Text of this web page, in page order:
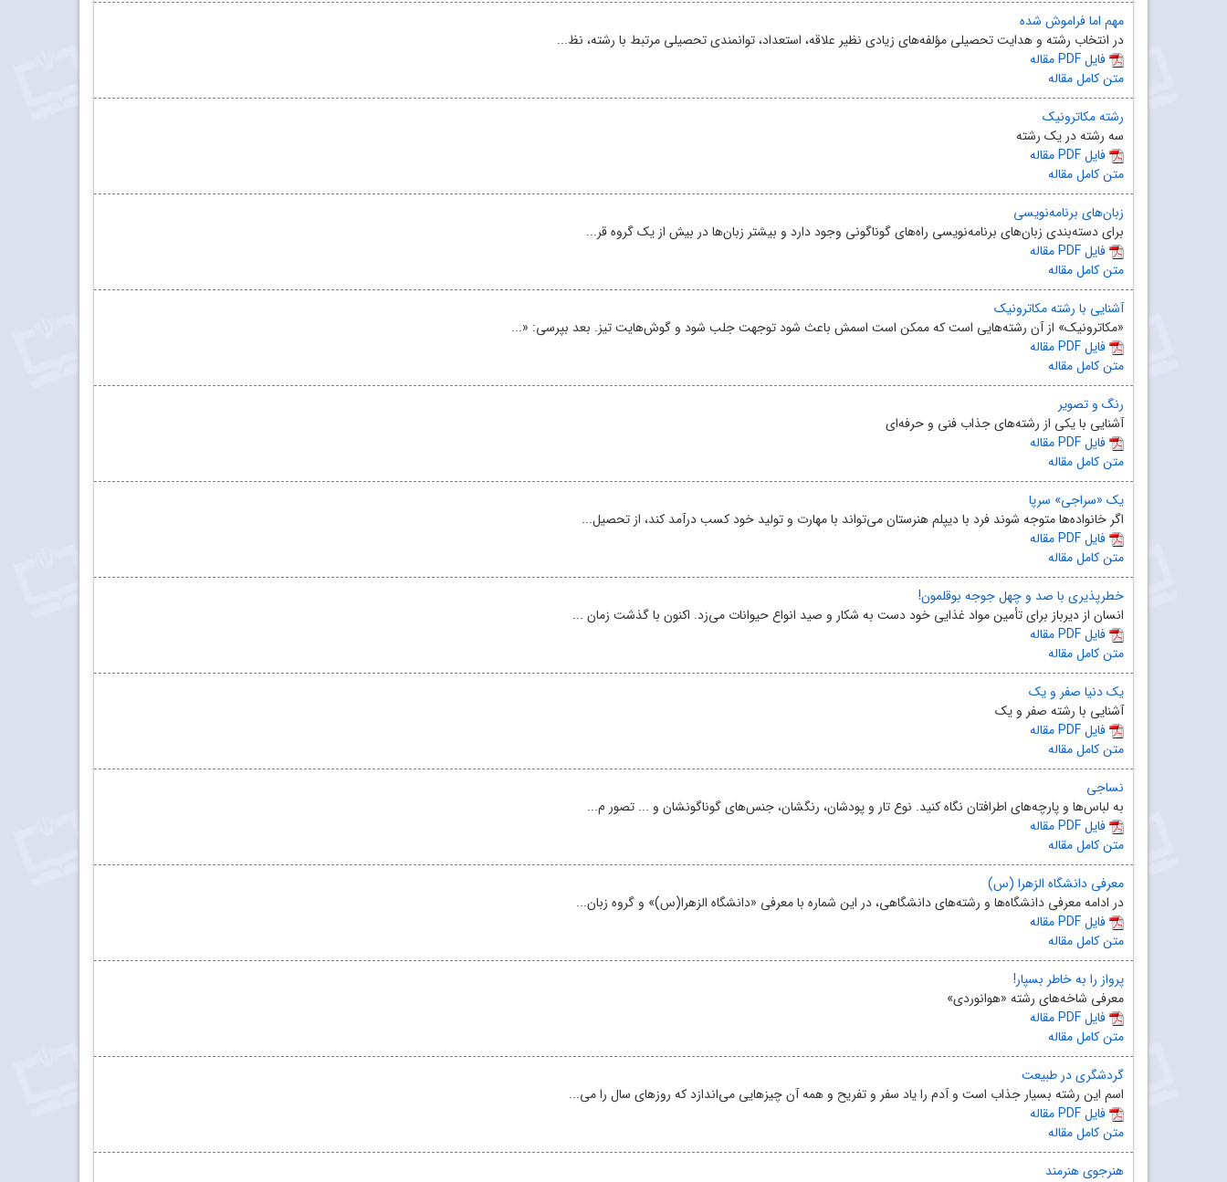
مهم اما فراموش‌ شده
در انتخاب رشته و هدایت تحصیلی مؤلفه‌های زیادی نظیر علاقه، استعداد، توانمندی تحصیلی مرتبط با رشته، نظ...
مقاله PDF فایل
متن کامل مقاله
رشته مکاترونیک
سه رشته در یک رشته
مقاله PDF فایل
متن کامل مقاله
زبان‌های برنامه‌نویسی
برای دسته‌بندی زبان‌های برنامه‌نویسی راه‌های گوناگونی وجود دارد و بیشتر زبان‌ها در بیش از یک گروه قر...
مقاله PDF فایل
متن کامل مقاله
آشنایی با رشته مکاترونیک
«مکاترونیک» از آن رشته‌هایی است که ممکن است اسمش باعث شود توجهت جلب شود و گوش‌هایت تیز. بعد بپرسی: «...
مقاله PDF فایل
متن کامل مقاله
رنگ و تصویر
آشنایی با یکی از رشته‌های جذاب فنی و حرفه‌ای
مقاله PDF فایل
متن کامل مقاله
یک «سراجی» سرپا
اگر خانواده‌ها متوجه شوند فرد با دیپلم هنرستان می‌تواند با مهارت و تولید خود کسب درآمد کند، از تحصیل...
مقاله PDF فایل
متن کامل مقاله
خطرپذیری با صد و چهل جوجه بوقلمون!
انسان از دیرباز برای تأمین مواد غذایی خود دست به شکار و صید انواع حیوانات می‌زد. اکنون با گذشت زمان ...
مقاله PDF فایل
متن کامل مقاله
یک دنیا صفر و یک
آشنایی با رشته صفر و یک
مقاله PDF فایل
متن کامل مقاله
نساجی
به لباس‌ها و پارچه‌های اطرافتان نگاه کنید. نوع تار و پودشان، رنگشان، جنس‌های گوناگونشان و ... تصور م...
مقاله PDF فایل
متن کامل مقاله
معرفی دانشگاه الزهرا (س)
در ادامه معرفی دانشگاه‌ها و رشته‌های دانشگاهی، در این شماره با معرفی «دانشگاه الزهرا(س)» و گروه زبان...
مقاله PDF فایل
متن کامل مقاله
پرواز را به خاطر بسپار!
معرفی شاخه‌های رشته «هوانوردی»
مقاله PDF فایل
متن کامل مقاله
گردشگری در طبیعت
اسم این رشته بسیار جذاب است و آدم را یاد سفر و تفریح و همه آن چیزهایی می‌اندازد که روزهای سال را می...
مقاله PDF فایل
متن کامل مقاله
هنرجوی هنرمند